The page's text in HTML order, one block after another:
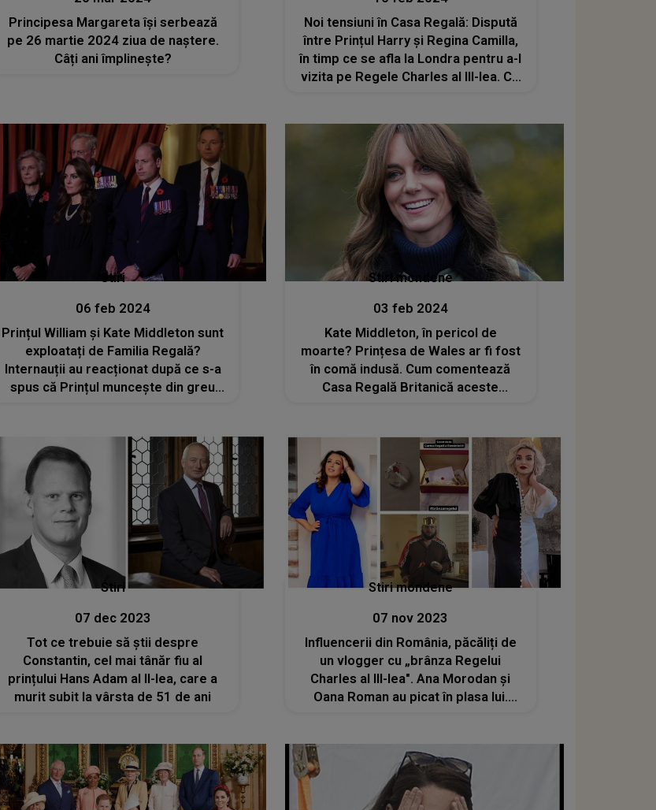
Principesa Margareta își serbează
pe 26 martie 2024 ziua de naștere.
Câți ani împlinește?
Noi tensiuni în Casa Regală: Dispută
între Prințul Harry și Regina Camilla,
în timp ce se afla la Londra pentru a-l
vizita pe Regele Charles al III-lea. Ce
Stiri
06 feb 2024
Prințul William și Kate Middleton sunt
exploatați de Familia Regală?
Internauții au reacționat după ce s-a
spus că Prințul muncește din greu
Stiri mondene
03 feb 2024
Kate Middleton, în pericol de
moarte? Prințesa de Wales ar fi fost
în comă indusă. Cum comentează
Casa Regală Britanică aceste
Stiri
07 dec 2023
Tot ce trebuie să știi despre
Constantin, cel mai tânăr fiu al
prințului Hans Adam al II-lea, care a
murit subit la vârsta de 51 de ani
Stiri mondene
07 nov 2023
Influencerii din România, păcăliți de
un vlogger cu „brânza Regelui
Charles al III-lea". Ana Morodan și
Oana Roman au picat în plasa lui.